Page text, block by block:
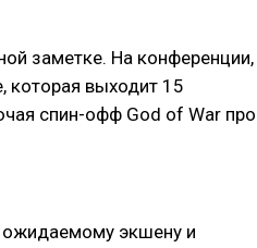
заметке. На конференции,
которая выходит 15
спин-офф God of War про
ожидаемому экшену и